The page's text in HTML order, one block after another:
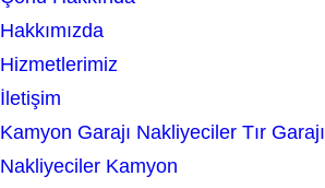
c
hHakkımızda
Hizmetlerimiz
İletişim
Kamyon Garajı Nakliyeciler Tır Garajı
Nakliyeciler Kamyon